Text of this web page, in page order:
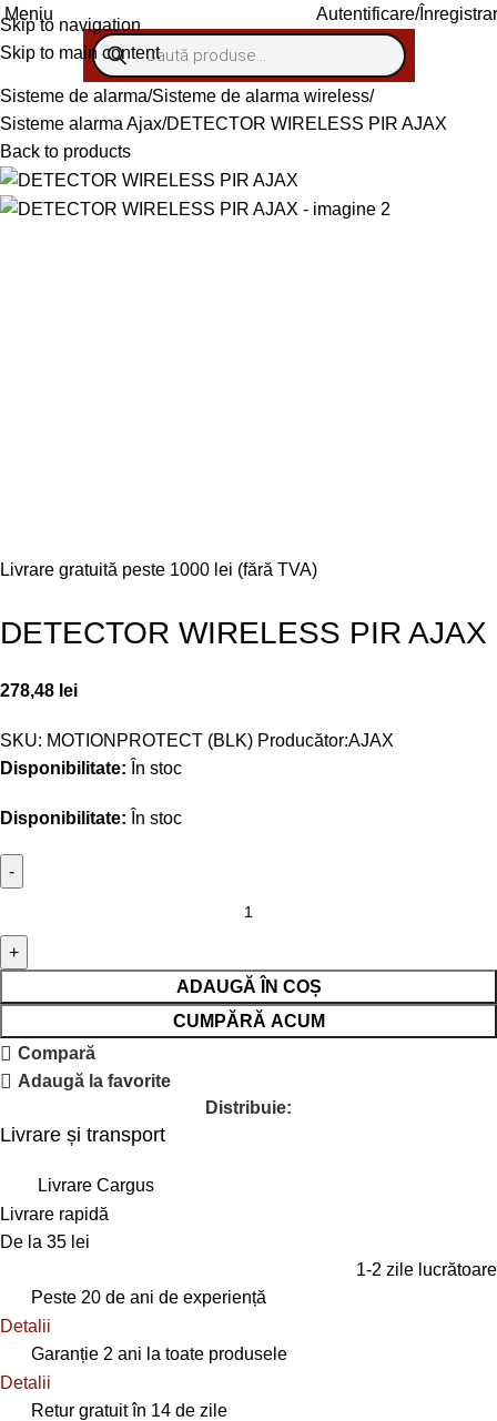
Skip to navigation
Skip to main content
Meniu Autentificare/
Sisteme de alarma Sisteme de alarma wireless
Sisteme alarma Ajax DETECTOR WIRELESS PIR AJAX
Back to products
Livrare gratuită peste 1000 lei (fără TVA)
DETECTOR WIRELESS PIR AJAX
278,48 lei
SKU: MOTIONPROTECT (BLK) Producător:AJAX
Disponibilitate: În stoc
Disponibilitate: În stoc
ADAUGĂ ÎN COȘ
CUMPĂRĂ ACUM
Compară
Adaugă la favorite
Distribuie:
Livrare și transport
Livrare Cargus
Livrare rapidă
De la 35 lei
1-2 zile lucrătoare
Peste 20 de ani de experiență
Detalii
Garanție 2 ani la toate produsele
Detalii
Retur gratuit în 14 de zile